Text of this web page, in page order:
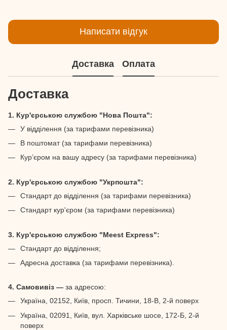
Написати відгук
Доставка Оплата
Доставка
1. Кур'єрською службою "Нова Пошта":
У відділення (за тарифами перевізника)
В поштомат (за тарифами перевізника)
Кур’єром на вашу адресу (за тарифами перевізника)
2. Кур'єрською службою "Укрпошта":
Стандарт до відділення (за тарифами перевізника)
Стандарт кур'єром (за тарифами перевізника)
3. Кур'єрською службою "Meest Express":
Стандарт до відділення;
Адресна доставка (за тарифами перевізника).
4. Самовивіз — за адресою:
Україна, 02152, Київ, просп. Тичини, 18-В, 2-й поверх
Україна, 02091, Київ, вул. Харківське шосе, 172-Б, 2-й
поверх